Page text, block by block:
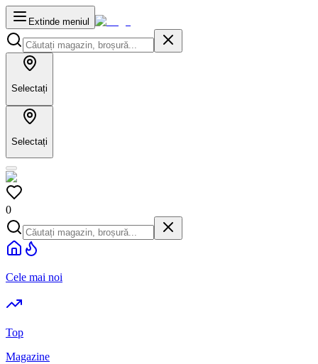
Extinde meniul
Selectați
Selectați
0
Cele mai noi
Top
Magazine